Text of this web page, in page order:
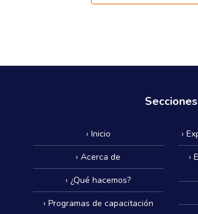
Secciones
› Inicio
› Acerca de
› ¿Qué hacemos?
› Programas de capacitación
›
›